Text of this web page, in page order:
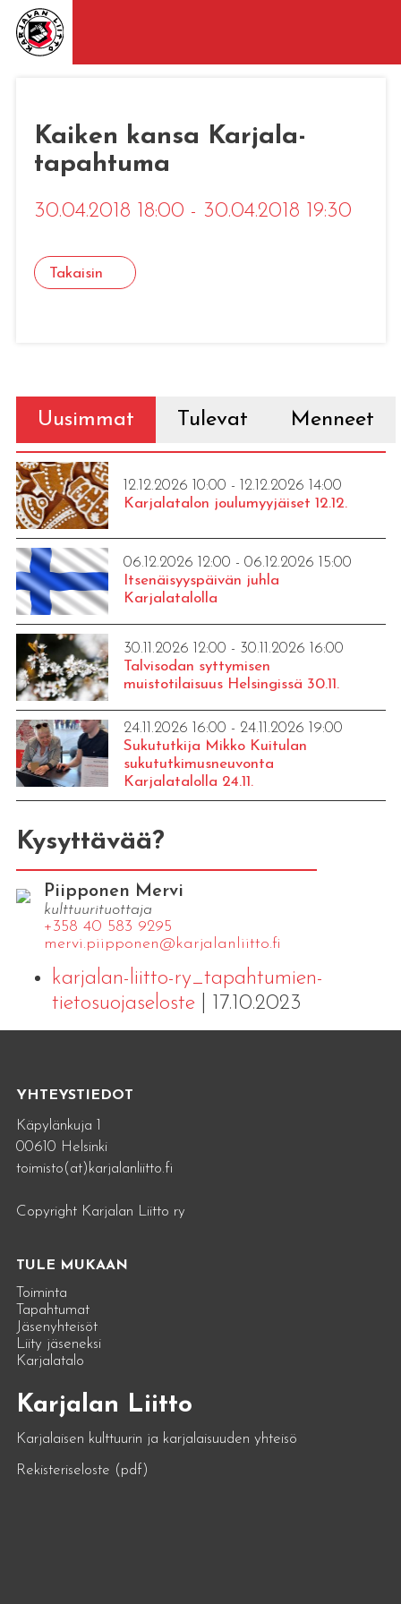
Kaiken kansa Karjala-
tapahtuma
30.04.2018 18:00 - 30.04.2018 19:30
Takaisin
Uusimmat Tulevat Menneet
12.12.2026 10:00 - 12.12.2026 14:00
Karjalatalon joulumyyjäiset 12.12.
06.12.2026 12:00 - 06.12.2026 15:00
Itsenäisyyspäivän juhla
Karjalatalolla
30.11.2026 12:00 - 30.11.2026 16:00
Talvisodan syttymisen
muistotilaisuus Helsingissä 30.11.
24.11.2026 16:00 - 24.11.2026 19:00
Sukututkija Mikko Kuitulan
sukututkimusneuvonta
Karjalatalolla 24.11.
Kysyttävää?
Piipponen Mervi
kulttuurituottaja
+358 40 583 9295
mervi.​piipponen@​kar​jala​nlii​tto.​fi
karjalan-liitto-ry_tapahtumien-
tietosuojaseloste| 17.10.2023
YHTEYSTIEDOT
Käpylänkuja 1
00610 Helsinki
toimisto(at)karjalanliitto.fi
Copyright Karjalan Liitto ry
TULE MUKAAN
Toiminta
Tapahtumat
Jäsenyhteisöt
Liity jäseneksi
Karjalatalo
Karjalan Liitto
Karjalaisen kulttuurin ja karjalaisuuden yhteisö
Rekisteriseloste (pdf)